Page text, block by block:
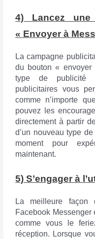
4) Lancez une
« Envoyer à
La campagne
du bouton «
type de publicité
publicitaires vous
comme n’importe
pouvez les
directement à partir
d’un nouveau type
moment pour
maintenant.
5) S’engager à
La meilleure
Facebook Messenger
comme vous le
réception. Lorsque